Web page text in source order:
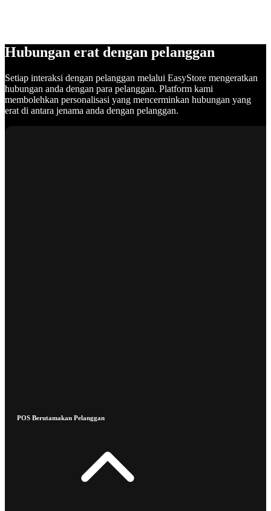
Hubungan erat dengan pelanggan
Setiap interaksi dengan pelanggan melalui EasyStore mengeratkan
hubungan anda dengan para pelanggan. Platform kami
membolehkan personalisasi yang mencerminkan hubungan yang
erat di antara jenama anda dengan pelanggan.
POS Berutamakan Pelanggan